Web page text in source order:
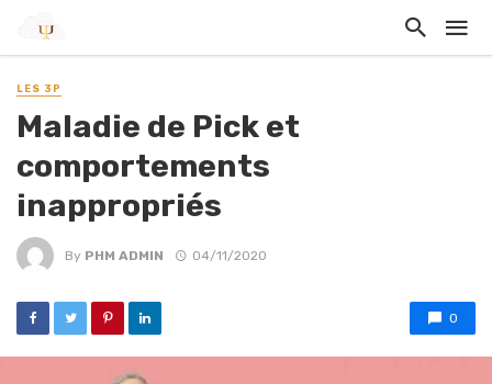
LES 3P
Maladie de Pick et
comportements
inappropriés
By PHM ADMIN 04/11/2020
0